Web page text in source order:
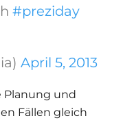
#preziday
April 5, 2013
Planung und
Fällen gleich